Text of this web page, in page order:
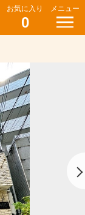
お気に入り
0
メニュー